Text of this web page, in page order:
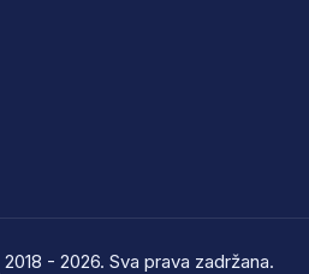
2018 - 2026. Sva prava zadržana.